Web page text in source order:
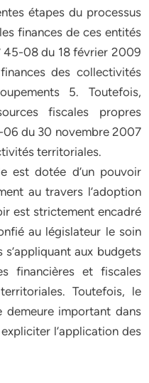
étapes du processus
finances de ces entités
45-08 du 18 février 2009
des collectivités
5. Toutefois,
fiscales propres
06 du 30 novembre 2007
territoriales.
est dotée d’un pouvoir
au travers l’adoption
est strictement encadré
au législateur le soin
aux budgets
financières et fiscales
Toutefois, le
demeure important dans
l’application des